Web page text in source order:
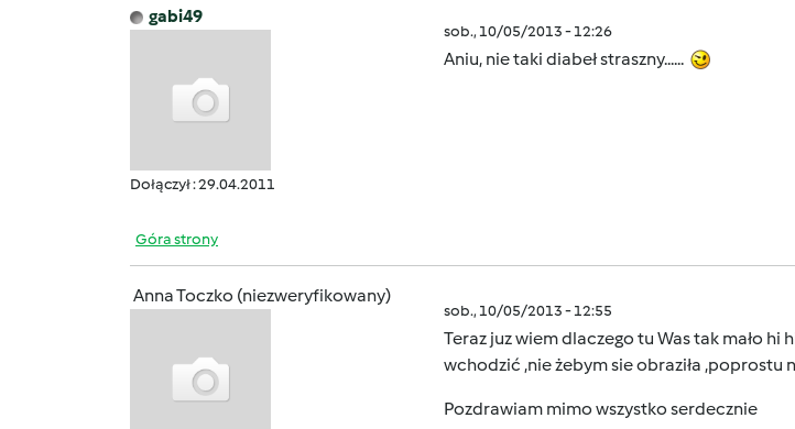
gabi49
Dołączył : 29.04.2011
sob., 10/05/2013 - 12:26
Aniu, nie taki diabeł straszny......
Góra strony
Anna Toczko (niezweryfikowany)
sob., 10/05/2013 - 12:55
Teraz juz wiem dlaczego tu Was tak mało hi
wchodzić ,nie żebym sie obraziła ,poprostu
Pozdrawiam mimo wszystko serdecznie